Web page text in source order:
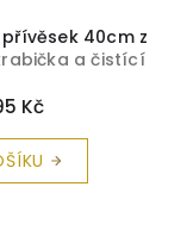
40cm z
a čistící
Kč